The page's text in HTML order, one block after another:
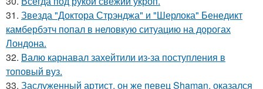
31. Звезда "Доктора Стрэнджа" и "Шерлока" Бенедикт
камбербэтч попал в неловкую ситуацию на дорогах
Лондона.
32. Валю карнавал захейтили из-за поступления в
топовый вуз.
33. Заслуженный артист, он же певец Shaman, оказался